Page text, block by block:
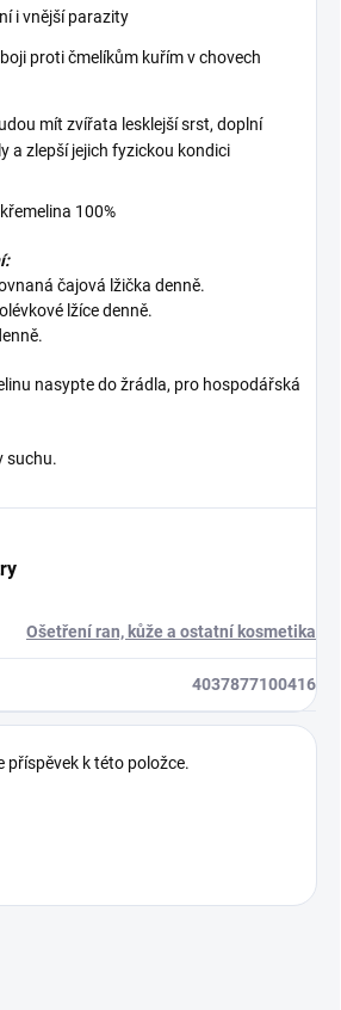
i vnější parazity
proti čmelíkům kuřím v chovech
mít zvířata lesklejší srst, doplní
a zlepší jejich fyzickou kondici
100%
čajová lžička denně.
lžíce denně.
nasypte do žrádla, pro hospodářská
suchu.
Ošetření ran, kůže a ostatní kosmetika
4037877100416
příspěvek k této položce.